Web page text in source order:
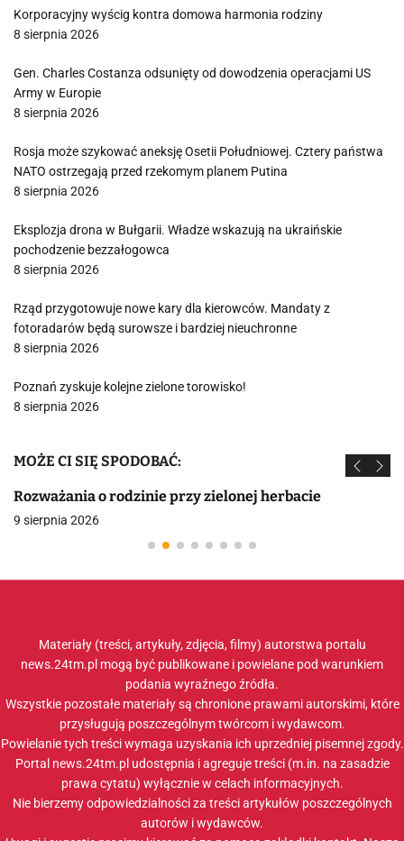
Korporacyjny wyścig kontra domowa harmonia rodziny
8 sierpnia 2026
Gen. Charles Costanza odsunięty od dowodzenia operacjami US
Army w Europie
8 sierpnia 2026
Rosja może szykować aneksję Osetii Południowej. Cztery państwa
NATO ostrzegają przed rzekomym planem Putina
8 sierpnia 2026
Eksplozja drona w Bułgarii. Władze wskazują na ukraińskie
pochodzenie bezzałogowca
8 sierpnia 2026
Rząd przygotowuje nowe kary dla kierowców. Mandaty z
fotoradarów będą surowsze i bardziej nieuchronne
8 sierpnia 2026
Poznań zyskuje kolejne zielone torowisko!
8 sierpnia 2026
MOŻE CI SIĘ SPODOBAĆ:
Rozważania o rodzinie przy zielonej herbacie
9 sierpnia 2026
Materiały (treści, artykuły, zdjęcia, filmy) autorstwa portalu
news.24tm.pl mogą być publikowane i powielane pod warunkiem
podania wyraźnego źródła.
Wszystkie pozostałe materiały są chronione prawami autorskimi, które
przysługują poszczególnym twórcom i wydawcom.
Powielanie tych treści wymaga uzyskania ich uprzedniej pisemnej zgody.
Portal news.24tm.pl udostępnia i agreguje treści (m.in. na zasadzie
prawa cytatu) wyłącznie w celach informacyjnych.
Nie bierzemy odpowiedzialności za treści artykułów poszczególnych
autorów i wydawców.